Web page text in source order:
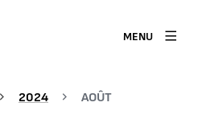
MENU
2024 AOÛT